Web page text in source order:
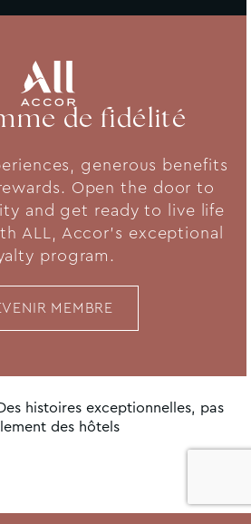
de fidélité
generous benefits
Open the door to
and get ready to live life
ALL, Accor's exceptional
program.
MEMBRE
histoires exceptionnelles, pas
des hôtels